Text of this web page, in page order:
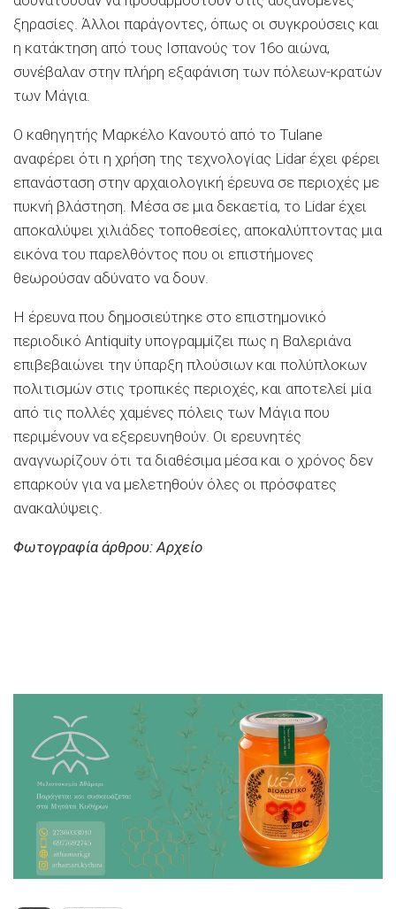
ξηρασίες. Άλλοι παράγοντες, όπως οι συγκρούσεις και
η κατάκτηση από τους Ισπανούς τον 16ο αιώνα,
συνέβαλαν στην πλήρη εξαφάνιση των πόλεων-κρατών
των Μάγια.
Ο καθηγητής Μαρκέλο Κανουτό από το Tulane
αναφέρει ότι η χρήση της τεχνολογίας Lidar έχει φέρει
επανάσταση στην αρχαιολογική έρευνα σε περιοχές με
πυκνή βλάστηση. Μέσα σε μια δεκαετία, το Lidar έχει
αποκαλύψει χιλιάδες τοποθεσίες, αποκαλύπτοντας μια
εικόνα του παρελθόντος που οι επιστήμονες
θεωρούσαν αδύνατο να δουν.
Η έρευνα που δημοσιεύτηκε στο επιστημονικό
περιοδικό Antiquity υπογραμμίζει πως η Βαλεριάνα
επιβεβαιώνει την ύπαρξη πλούσιων και πολύπλοκων
πολιτισμών στις τροπικές περιοχές, και αποτελεί μία
από τις πολλές χαμένες πόλεις των Μάγια που
περιμένουν να εξερευνηθούν. Οι ερευνητές
αναγνωρίζουν ότι τα διαθέσιμα μέσα και ο χρόνος δεν
επαρκούν για να μελετηθούν όλες οι πρόσφατες
ανακαλύψεις.
Φωτογραφία άρθρου: Αρχείο